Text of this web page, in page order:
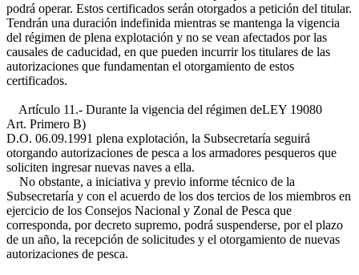
podrá operar. Estos certificados serán otorgados a petición del titular.
Tendrán una duración indefinida mientras se mantenga la vigencia
del régimen de plena explotación y no se vean afectados por las
causales de caducidad, en que pueden incurrir los titulares de las
autorizaciones que fundamentan el otorgamiento de estos
certificados.
Artículo 11.- Durante la vigencia del régimen deLEY 19080
Art. Primero B)
D.O. 06.09.1991 plena explotación, la Subsecretaría seguirá
otorgando autorizaciones de pesca a los armadores pesqueros que
soliciten ingresar nuevas naves a ella.
No obstante, a iniciativa y previo informe técnico de la
Subsecretaría y con el acuerdo de los dos tercios de los miembros en
ejercicio de los Consejos Nacional y Zonal de Pesca que
corresponda, por decreto supremo, podrá suspenderse, por el plazo
de un año, la recepción de solicitudes y el otorgamiento de nuevas
autorizaciones de pesca.